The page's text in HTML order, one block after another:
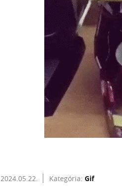
2024.05.22. Kategória: Gif